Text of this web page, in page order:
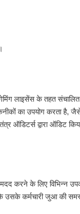
लाइसेंस के तहत संचालित
का उपयोग करता है,
ऑडिटर्स द्वारा ऑडिट
मदद करने के लिए विभिन्न
उसके कर्मचारी जुआ की